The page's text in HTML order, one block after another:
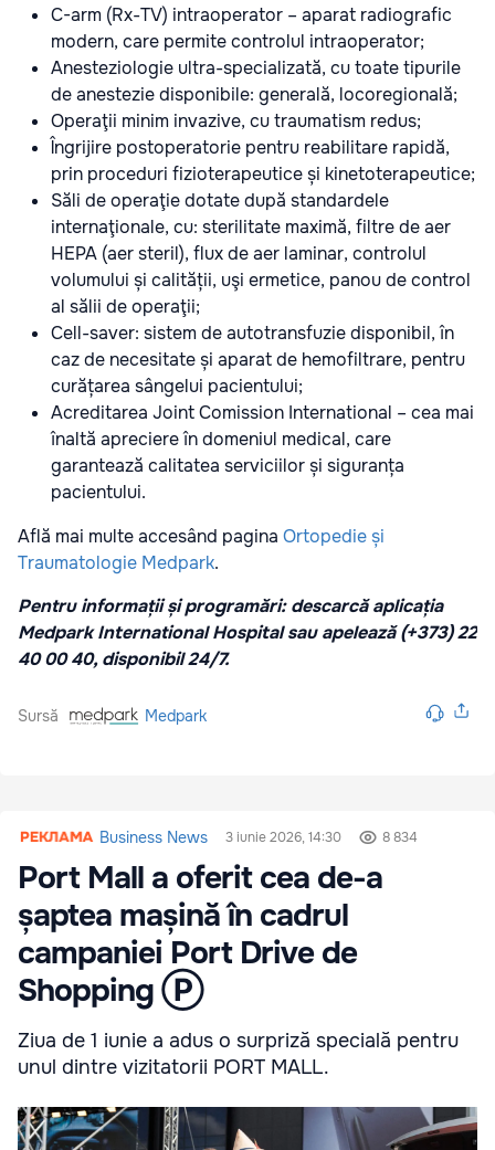
C-arm (Rx-TV) intraoperator – aparat radiografic
modern, care permite controlul intraoperator;
Anesteziologie ultra-specializată, cu toate tipurile
de anestezie disponibile: generală, locoregională;
Operaţii minim invazive, cu traumatism redus;
Îngrijire postoperatorie pentru reabilitare rapidă,
prin proceduri fizioterapeutice și kinetoterapeutice;
Săli de operaţie dotate după standardele
internaţionale, cu: sterilitate maximă, filtre de aer
HEPA (aer steril), flux de aer laminar, controlul
volumului și calității, uşi ermetice, panou de control
al sălii de operaţii;
Cell-saver: sistem de autotransfuzie disponibil, în
caz de necesitate și aparat de hemofiltrare, pentru
curățarea sângelui pacientului;
Acreditarea Joint Comission International – cea mai
înaltă apreciere în domeniul medical, care
garantează calitatea serviciilor și siguranța
pacientului.
Află mai multe accesând pagina Ortopedie și
Traumatologie Medpark.
Pentru informații și programări: descarcă aplicația
Medpark International Hospital sau apelează (+373) 22
40 00 40, disponibil 24/7.
Sursă Medpark
Business News 3 iunie 2026, 14:30 8 834
Port Mall a oferit cea de-a
șaptea mașină în cadrul
campaniei Port Drive de
Shopping Ⓟ
Ziua de 1 iunie a adus o surpriză specială pentru
unul dintre vizitatorii PORT MALL.